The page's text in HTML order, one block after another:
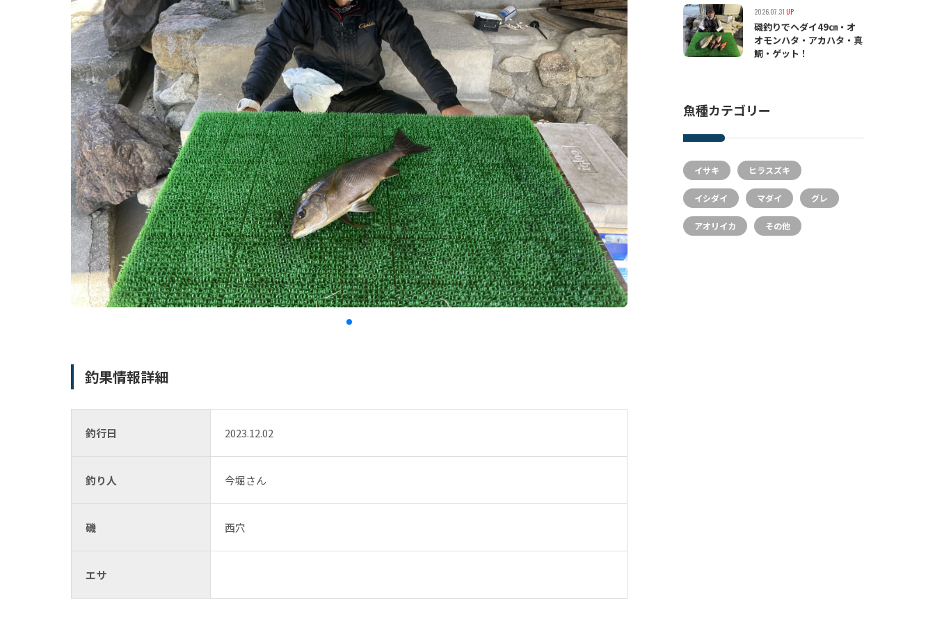
釣果情報詳細
釣行日 2023.12.02
釣り人 今堀さん
磯 西穴
エサ
2026.07.31 UP
磯釣りでヘダイ49㎝・オ
オモンハタ・アカハタ・真
鯛・ゲット！
魚種カテゴリー
イサキ ヒラスズキ
イシダイ マダイ グレ
アオリイカ その他